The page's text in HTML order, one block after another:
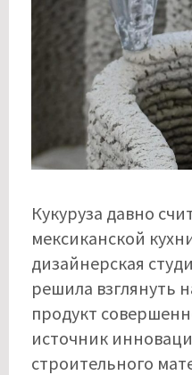
Кукуруза давно
мексиканской
дизайнерская
решила взглянуть
продукт
источник
строительного